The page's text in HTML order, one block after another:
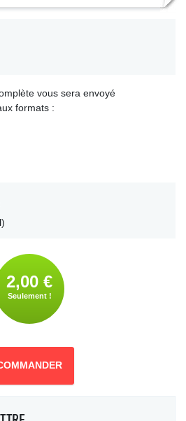
vous sera envoyé
formats :
2,00 €
Seulement !